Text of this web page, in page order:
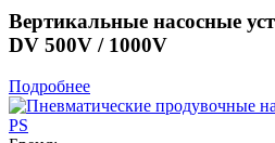
Вертикальные насосные
DV 500V / 1000V
Подробнее